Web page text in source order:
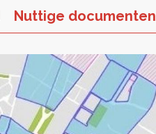
Nuttige documenten